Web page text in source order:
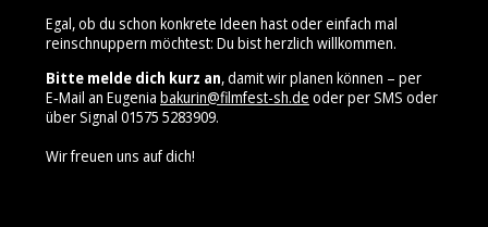
Egal, ob du schon konkrete Ideen hast oder einfach mal
reinschnuppern möchtest: Du bist herzlich willkommen.
Bitte melde dich kurz an, damit wir planen können – per
E‑Mail an Eugenia bakurin@filmfest-sh.de oder per SMS oder
über Signal 01575 5283909⁩.
Wir freuen uns auf dich!